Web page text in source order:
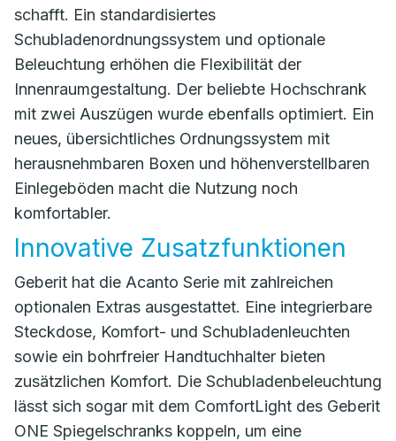
schafft. Ein standardisiertes
Schubladenordnungssystem und optionale
Beleuchtung erhöhen die Flexibilität der
Innenraumgestaltung. Der beliebte Hochschrank
mit zwei Auszügen wurde ebenfalls optimiert. Ein
neues, übersichtliches Ordnungssystem mit
herausnehmbaren Boxen und höhenverstellbaren
Einlegeböden macht die Nutzung noch
komfortabler.
Innovative Zusatzfunktionen
Geberit hat die Acanto Serie mit zahlreichen
optionalen Extras ausgestattet. Eine integrierbare
Steckdose, Komfort- und Schubladenleuchten
sowie ein bohrfreier Handtuchhalter bieten
zusätzlichen Komfort. Die Schubladenbeleuchtung
lässt sich sogar mit dem ComfortLight des Geberit
ONE Spiegelschranks koppeln, um eine